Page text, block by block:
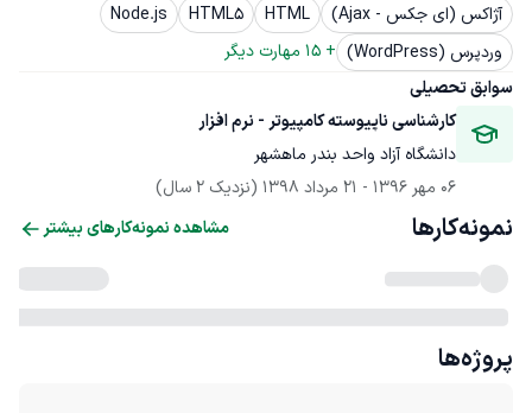
آژاکس (ای جکس - Ajax)
HTML
HTML5
Node.js
وردپرس (WordPress)
+
15 مهارت دیگر
سوابق تحصیلی
کارشناسی ناپیوسته کامپیوتر - نرم افزار
دانشگاه آزاد واحد بندر ماهشهر
06 مهر 1396
- 21 مرداد 1398 (نزدیک 2 سال)
نمونه‌کارها مشاهده نمونه‌کارهای بیشتر
پروژه‌ها